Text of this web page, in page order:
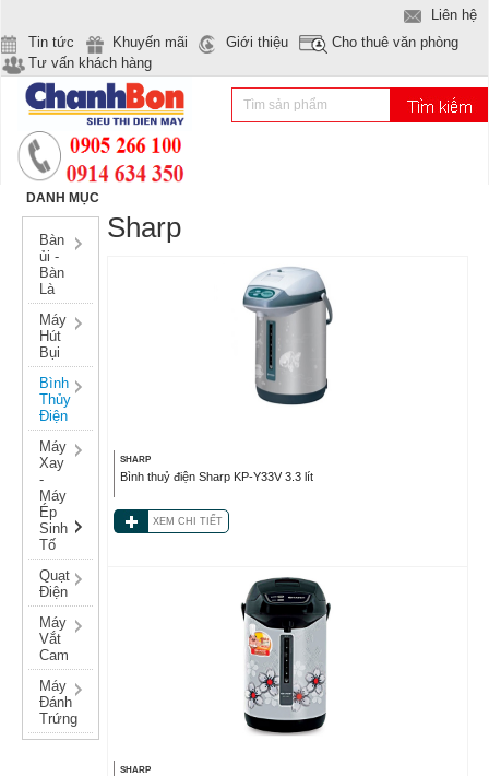
Liên hệ
Tin tức
Khuyến mãi Giới thiệu
Cho thuê văn phòng
Tư vấn khách hàng
DANH MỤC
Bàn
ủi -
Bàn
Là
Máy
Hút
Bụi
Bình
Thủy
Điện
Máy
Xay
-
Máy
Ép
Sinh
Tố
Quạt
Điện
Máy
Vắt
Cam
Máy
Đánh
Trứng
Sharp
SHARP
Bình thuỷ điện Sharp KP-Y33V 3.3 lít
XEM CHI TIẾT
SHARP